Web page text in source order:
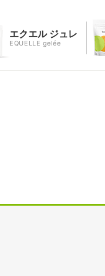
エクエル ジュレ
EQUELLE gelée